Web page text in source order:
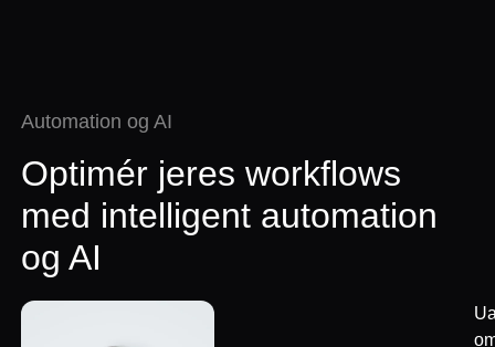
Automation og AI
Optimér jeres workflows
med intelligent automation
og AI